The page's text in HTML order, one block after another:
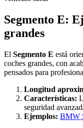
Segmento E:
grandes
El Segmento E está
coches grandes, con
pensados para
Longitud
Características:
seguridad
Ejemplos: BMW